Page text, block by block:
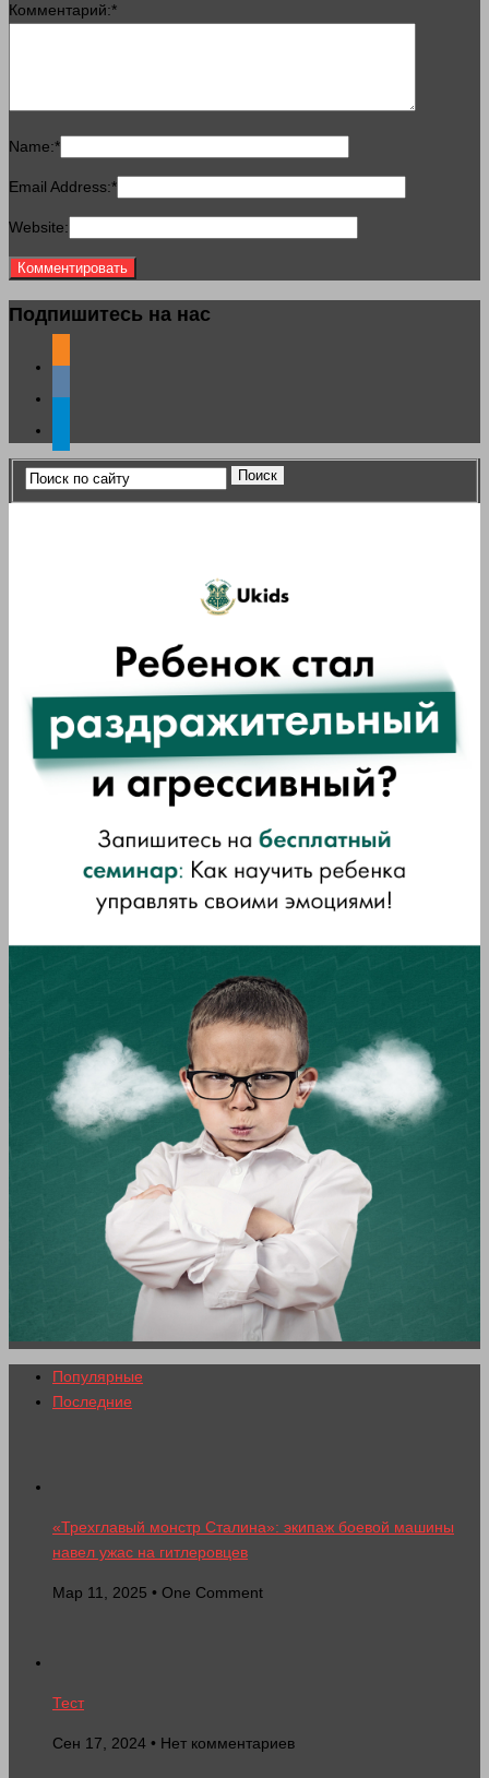
Комментарий:*
Name:*
Email Address:*
Website:
Подпишитесь на нас
Популярные
Последние
«Трехглавый монстр Сталина»: экипаж боевой машины
навел ужас на гитлеровцев
Мар 11, 2025 • One Comment
Тест
Сен 17, 2024 • Нет комментариев